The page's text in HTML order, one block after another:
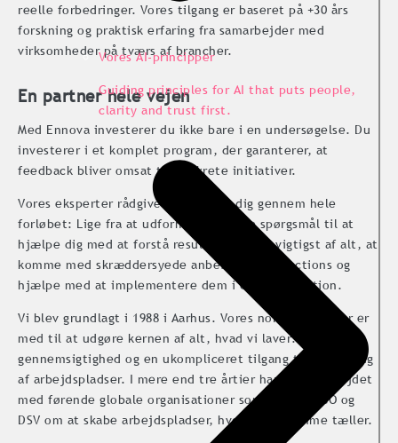
Vores AI-principper
Guiding principles for AI that puts people,
clarity and trust first.
reelle forbedringer. Vores tilgang er baseret på +30 års
forskning og praktisk erfaring fra samarbejder med
virksomheder på tværs af brancher.
En partner hele vejen
Med Ennova investerer du ikke bare i en undersøgelse. Du
investerer i et komplet program, der garanterer, at
feedback bliver omsat til konkrete initiativer.
Vores eksperter rådgiver og støtter dig gennem hele
forløbet: Lige fra at udforme de rigtige spørgsmål til at
hjælpe dig med at forstå resultaterne og, vigtigst af alt, at
komme med skræddersyede anbefalinger til actions og
hjælpe med at implementere dem i din organisation.
Vi blev grundlagt i 1988 i Aarhus. Vores nordiske rødder er
med til at udgøre kernen af alt, hvad vi laver: tillid,
gennemsigtighed og en ukompliceret tilgang til forbedring
af arbejdspladser. I mere end tre årtier har vi samarbejdet
med førende globale organisationer som Shell, LEGO og
DSV om at skabe arbejdspladser, hvor hver stemme tæller.